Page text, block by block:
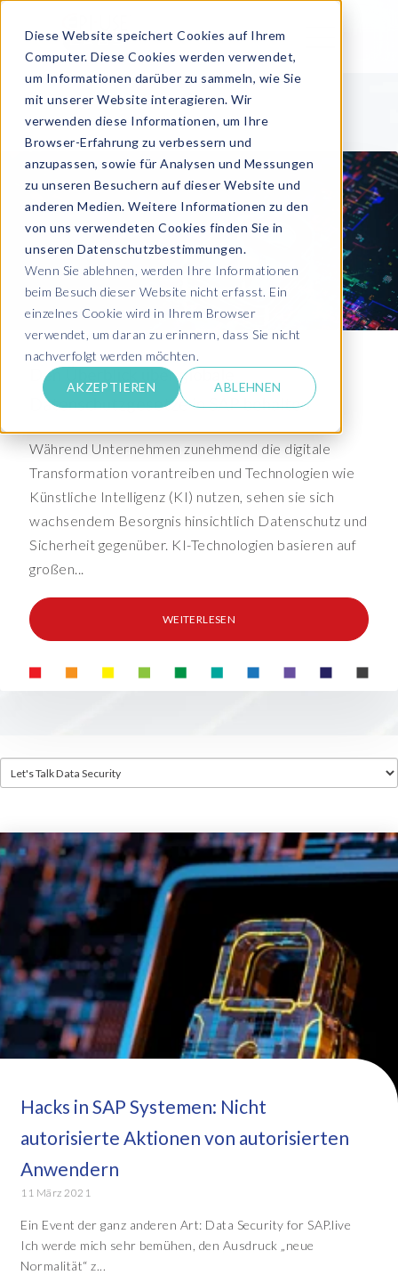
Diese Website speichert Cookies auf Ihrem
Computer. Diese Cookies werden verwendet,
um Informationen darüber zu sammeln, wie Sie
mit unserer Website interagieren. Wir
verwenden diese Informationen, um Ihre
Browser-Erfahrung zu verbessern und
anzupassen, sowie für Analysen und Messungen
zu unseren Besuchern auf dieser Website und
anderen Medien. Weitere Informationen zu den
von uns verwendeten Cookies finden Sie in
unseren Datenschutzbestimmungen.
Wenn Sie ablehnen, werden Ihre Informationen
beim Besuch dieser Website nicht erfasst. Ein
einzelnes Cookie wird in Ihrem Browser
verwendet, um daran zu erinnern, dass Sie nicht
nachverfolgt werden möchten.
AKZEPTIEREN ABLEHNEN
Den Überblick über globale
Datenschutzgesetze in SAP behalten
Während Unternehmen zunehmend die digitale
Transformation vorantreiben und Technologien wie
Künstliche Intelligenz (KI) nutzen, sehen sie sich
wachsendem Besorgnis hinsichtlich Datenschutz und
Sicherheit gegenüber. KI-Technologien basieren auf
großen...
WEITERLESEN
Hacks in SAP Systemen: Nicht
autorisierte Aktionen von autorisierten
Anwendern
11 März 2021
Ein Event der ganz anderen Art: Data Security for SAP.live
Ich werde mich sehr bemühen, den Ausdruck „neue
Normalität“ z...